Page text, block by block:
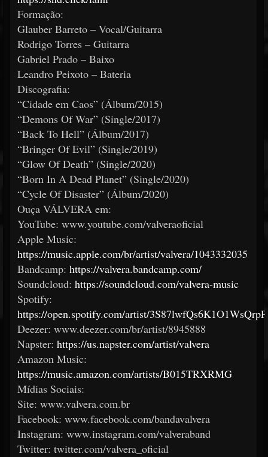
Formação:
Glauber Barreto – Vocal/Guitarra
Rodrigo Torres – Guitarra
Gabriel Prado – Baixo
Leandro Peixoto – Bateria
Discografia:
“Cidade em Caos” (Álbum/2015)
“Demons Of War” (Single/2017)
“Back To Hell” (Álbum/2017)
“Bringer Of Evil” (Single/2019)
“Glow Of Death” (Single/2020)
“Born In A Dead Planet” (Single/2020)
“Cycle Of Disaster” (Álbum/2020)
Ouça VÁLVERA em:
YouTube: www.youtube.com/valveraoficial
Apple Music:
https://music.apple.com/br/artist/valvera/1043332035
Bandcamp: https://valvera.bandcamp.com/
Soundcloud: https://soundcloud.com/valvera-music
Spotify:
https://open.spotify.com/artist/
Deezer: www.deezer.com/br/artist/8945888
Napster: https://us.napster.com/artist/valvera
Amazon Music:
https://music.amazon.com/artists/B015TRXRMG
Mídias Sociais:
Site: www.valvera.com.br
Facebook: www.facebook.com/bandavalvera
Instagram: www.instagram.com/valveraband
Twitter: twitter.com/valvera_oficial